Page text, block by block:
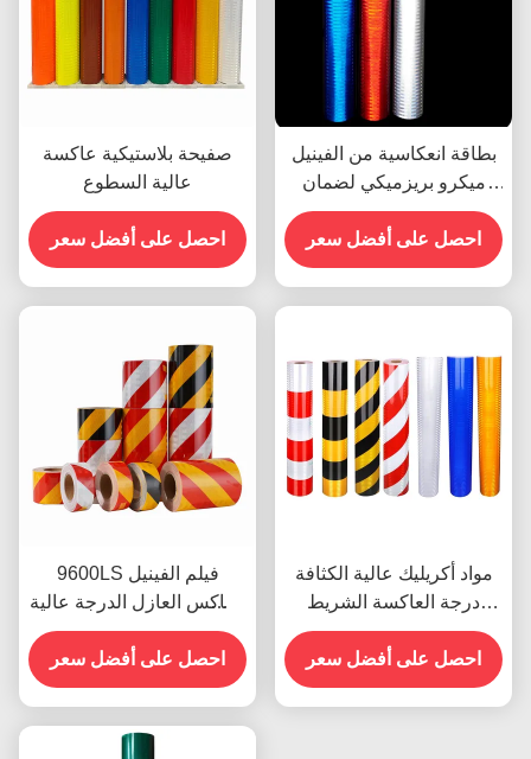
صفيحة بلاستيكية عاكسة
عالية السطوع
احصل على أفضل سعر
بطاقة انعكاسية من الفينيل
ميكرو بريزميكي لضمان
السلامة المرورية
احصل على أفضل سعر
9600LS فيلم الفينيل
العاكس العازل الدرجة عالية
الكثافة
احصل على أفضل سعر
مواد أكريليك عالية الكثافة
درجة العاكسة الشريط
الميل الشريط 9300s
للملصقات المركبات
احصل على أفضل سعر